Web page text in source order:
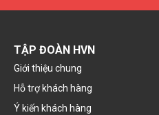
TẬP ĐOÀN HVN
Giới thiệu chung
Hỗ trợ khách hàng
Ý kiến khách hàng